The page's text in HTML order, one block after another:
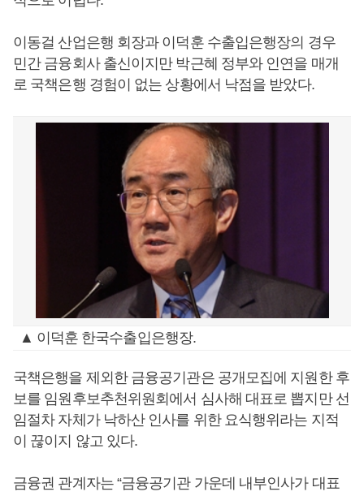
이동걸 산업은행 회장과 이덕훈 수출입은행장의 경우
민간 금융회사 출신이지만 박근혜 정부와 인연을 매개
로 국책은행 경험이 없는 상황에서 낙점을 받았다.
▲ 이덕훈 한국수출입은행장.
국책은행을 제외한 금융공기관은 공개모집에 지원한 후
보를 임원후보추천위원회에서 심사해 대표로 뽑지만 선
임절차 자체가 낙하산 인사를 위한 요식행위라는 지적
이 끊이지 않고 있다.
금융권 관계자는 “금융공기관 가운데 내부인사가 대표